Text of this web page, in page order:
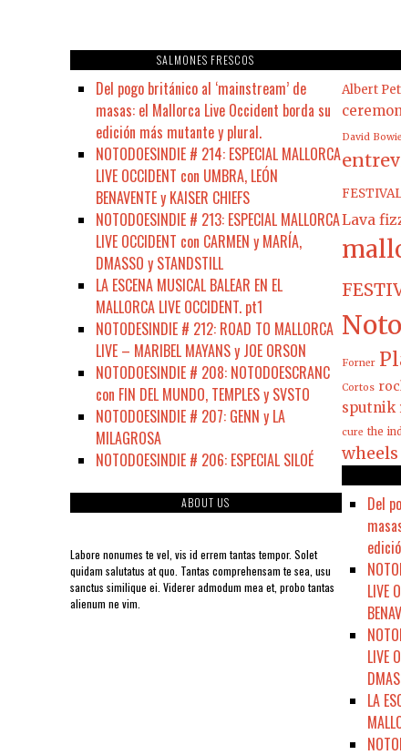
SALMONES FRESCOS
Del pogo británico al ‘mainstream’ de
masas: el Mallorca Live Occident borda su
edición más mutante y plural.
NOTODOESINDIE # 214: ESPECIAL MALLORCA
LIVE OCCIDENT con UMBRA, LEÓN
BENAVENTE y KAISER CHIEFS
NOTODOESINDIE # 213: ESPECIAL MALLORCA
LIVE OCCIDENT con CARMEN y MARÍA,
DMASSO y STANDSTILL
LA ESCENA MUSICAL BALEAR EN EL
MALLORCA LIVE OCCIDENT. pt1
NOTODESINDIE # 212: ROAD TO MALLORCA
LIVE – MARIBEL MAYANS y JOE ORSON
NOTODOESINDIE # 208: NOTODOESCRANC
con FIN DEL MUNDO, TEMPLES y SVSTO
NOTODOESINDIE # 207: GENN y LA
MILAGROSA
NOTODOESINDIE # 206: ESPECIAL SILOÉ
ABOUT US
Labore nonumes te vel, vis id errem tantas tempor. Solet
quidam salutatus at quo. Tantas comprehensam te sea, usu
sanctus similique ei. Viderer admodum mea et, probo tantas
alienum ne vim.
Albert
David Bowie
Lava
Forner
Cortos
sputnik
cure the
wheels
Del
LIVE
LIVE
LA